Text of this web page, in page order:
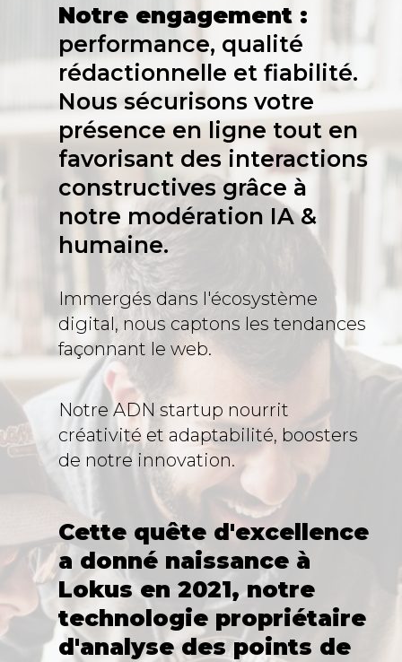
Notre engagement :
performance, qualité
rédactionnelle et fiabilité.
Nous sécurisons votre
présence en ligne tout en
favorisant des interactions
constructives grâce à
notre modération IA &
humaine.
Immergés dans l'écosystème
digital, nous captons les tendances
façonnant le web.
Notre ADN startup nourrit
créativité et adaptabilité, boosters
de notre innovation.
Cette quête d'excellence
a donné naissance à
Lokus en 2021, notre
technologie propriétaire
d'analyse des points de